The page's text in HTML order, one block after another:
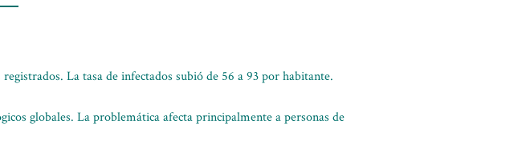
La tasa de infectados subió de 56 a 93 por habitante.
globales. La problemática afecta principalmente a personas de